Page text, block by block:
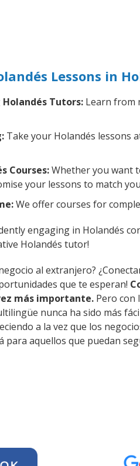
Lessons in
Tutors: Learn from
Take your Holandés lessons
Courses:Whether you want
your lessons to match
We offer courses for
engaging in Holandés
Holandés tutor!
al extranjero?
que te esperan!
más importante. Pero con
nunca ha sido más
a la vez que los
para aquellos que puedan